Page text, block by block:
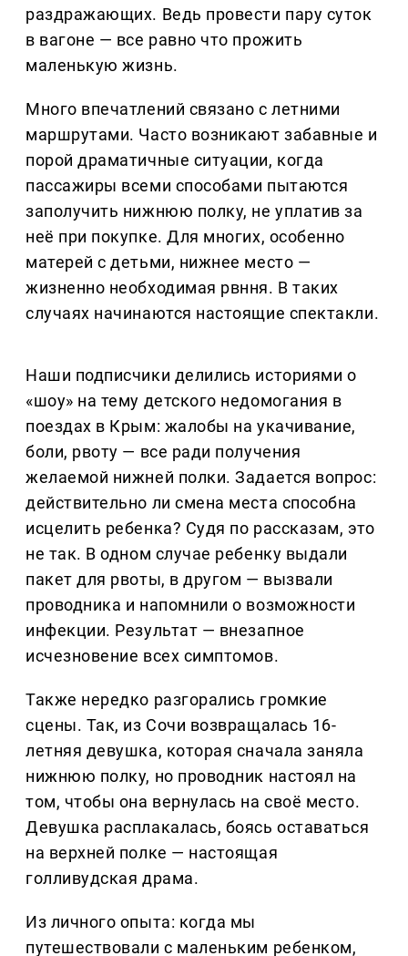
раздражающих. Ведь провести пару суток
в вагоне — все равно что прожить
маленькую жизнь.
Много впечатлений связано с летними
маршрутами. Часто возникают забавные и
порой драматичные ситуации, когда
пассажиры всеми способами пытаются
заполучить нижнюю полку, не уплатив за
неё при покупке. Для многих, особенно
матерей с детьми, нижнее место —
жизненно необходимая рвння. В таких
случаях начинаются настоящие спектакли.
Наши подписчики делились историями о
«шоу» на тему детского недомогания в
поездах в Крым: жалобы на укачивание,
боли, рвоту — все ради получения
желаемой нижней полки. Задается вопрос:
действительно ли смена места способна
исцелить ребенка? Судя по рассказам, это
не так. В одном случае ребенку выдали
пакет для рвоты, в другом — вызвали
проводника и напомнили о возможности
инфекции. Результат — внезапное
исчезновение всех симптомов.
Также нередко разгорались громкие
сцены. Так, из Сочи возвращалась 16-
летняя девушка, которая сначала заняла
нижнюю полку, но проводник настоял на
том, чтобы она вернулась на своё место.
Девушка расплакалась, боясь оставаться
на верхней полке — настоящая
голливудская драма.
Из личного опыта: когда мы
путешествовали с маленьким ребенком,